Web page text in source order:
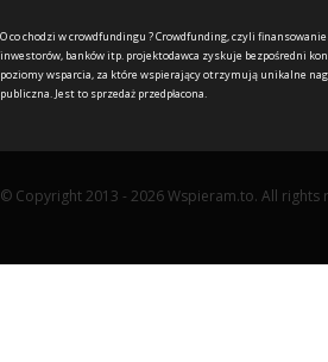
O co chodzi w crowdfundingu ?Crowdfunding, czyli
inwestorów, banków itp. projektodawca zyskuje bezpośredni
poziomy wsparcia, za które wspierający otrzymują unikalne
publiczna. Jest to sprzedaż przedpłacona.
© Copyright 2013 - 2026 Wspieram.to. All